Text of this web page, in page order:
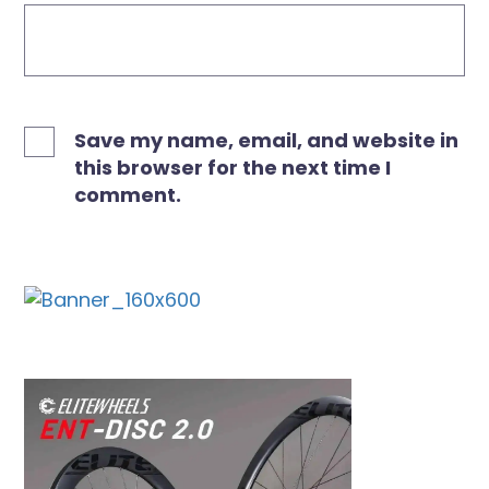
Save my name, email, and website in
this browser for the next time I
comment.